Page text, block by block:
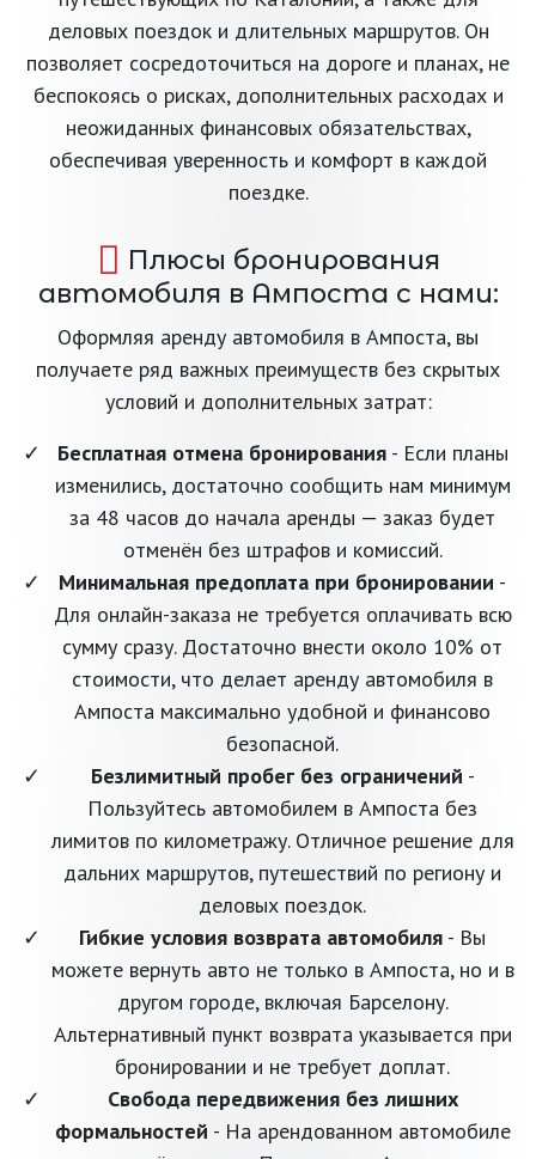
деловых поездок и длительных маршрутов. Он
позволяет сосредоточиться на дороге и планах, не
беспокоясь о рисках, дополнительных расходах и
неожиданных финансовых обязательствах,
обеспечивая уверенность и комфорт в каждой
поездке.
Плюсы бронирования
автомобиля в Ампоста с нами:
Оформляя аренду автомобиля в Ампоста, вы
получаете ряд важных преимуществ без скрытых
условий и дополнительных затрат:
Бесплатная отмена бронирования- Если планы
изменились, достаточно сообщить нам минимум
за 48 часов до начала аренды — заказ будет
отменён без штрафов и комиссий.
Минимальная предоплата при бронировании -
Для онлайн-заказа не требуется оплачивать всю
сумму сразу. Достаточно внести около 10% от
стоимости, что делает аренду автомобиля в
Ампоста максимально удобной и финансово
безопасной.
Безлимитный пробег без ограничений -
Пользуйтесь автомобилем в Ампоста без
лимитов по километражу. Отличное решение для
дальних маршрутов, путешествий по региону и
деловых поездок.
Гибкие условия возврата автомобиля - Вы
можете вернуть авто не только в Ампоста, но и в
другом городе, включая Барселону.
Альтернативный пункт возврата указывается при
бронировании и не требует доплат.
Свобода передвижения без лишних
формальностей - На арендованном автомобиле